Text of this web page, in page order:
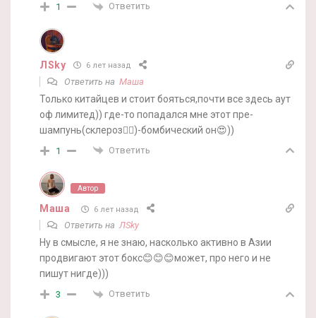
1 Ответить
ЛSky 6 лет назад
Ответить на Маша
Только китайцев и стоит бояться,почти все здесь аут
оф лимитед)) где-то попадался мне этот пре-
шампунь(склероз🤷‍♀️)-бомбический он😍))
1 Ответить
Автор
Маша 6 лет назад
Ответить наЛSky
Ну в смысле, я не знаю, насколько активно в Азии
продвигают этот бокс😊😊😊может, про него и не
пишут нигде)))
3 Ответить